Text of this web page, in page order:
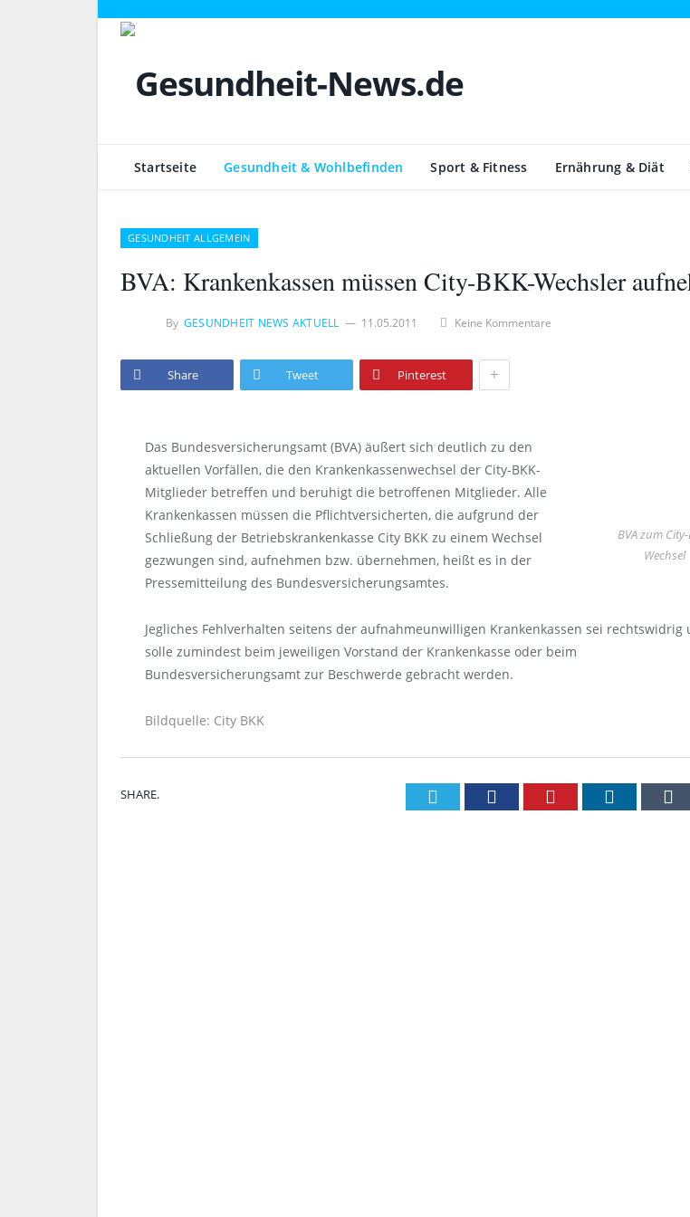
Startseite Gesundheit & Wohlbefinden Sport & Fitness Ernährung & Diät
GESUNDHEIT ALLGEMEIN
BVA: Krankenkassen müssen City-BKK-Wechsler
By GESUNDHEIT NEWS AKTUELL 11.05.2011 Keine Kommentare
Share Tweet Pinterest +
BVA zum City-
Wechsel
Das Bundesversicherungsamt (BVA) äußert sich deutlich zu den
aktuellen Vorfällen, die den Krankenkassenwechsel der City-BKK-
Mitglieder betreffen und beruhigt die betroffenen Mitglieder. Alle
Krankenkassen müssen die Pflichtversicherten, die aufgrund der
Schließung der Betriebskrankenkasse City BKK zu einem Wechsel
gezwungen sind, aufnehmen bzw. übernehmen, heißt es in der
Pressemitteilung des Bundesversicherungsamtes.
Jegliches Fehlverhalten seitens der aufnahmeunwilligen Krankenkassen sei rechtswidrig
solle zumindest beim jeweiligen Vorstand der Krankenkasse oder beim
Bundesversicherungsamt zur Beschwerde gebracht werden.
Bildquelle: City BKK
SHARE. Twitter Facebook Pinterest LinkedIn